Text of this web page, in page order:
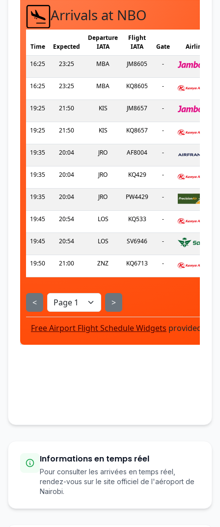
Informations en temps réel
Pour consulter les arrivées en temps réel,
rendez-vous sur le site officiel de l'aéroport de
Nairobi.